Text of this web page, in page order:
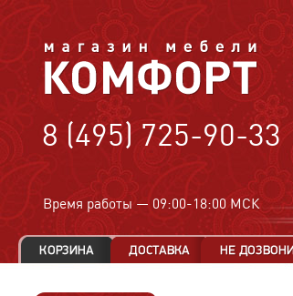
8 (495) 725-90-33
Время работы — 09:00-18:00 МСК